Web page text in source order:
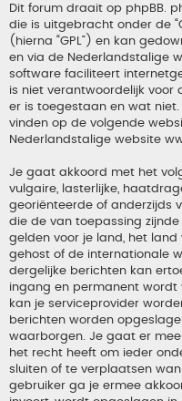
Dit forum draait op phpBB.
die is uitgebracht onder de “
(hierna “GPL”) en kan
en via de Nederlandstalige
software faciliteert
is niet verantwoordelijk
er is toegestaan en wat niet.
vinden op de volgende
Nederlandstalige website
Je gaat akkoord met het
vulgaire, lasterlijke,
georiënteerde of anderzijds
die de van toepassing
gelden voor je land, het land
gehost of de internationale
dergelijke berichten kan
ingang en permanent wordt
kan je serviceprovider
berichten worden
waarborgen. Je gaat er mee
het recht heeft om ieder
sluiten of te verplaatsen
gebruiker ga je ermee